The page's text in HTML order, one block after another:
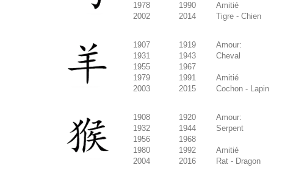
1978
2002
1990
2014
Amitié
Tigre - Chien
1907
1931
1955
1979
2003
1919
1943
1967
1991
2015
Amour:
Cheval
Amitié
Cochon - Lapin
1908
1932
1956
1980
2004
1920
1944
1968
1992
2016
Amour:
Serpent
Amitié
Rat - Dragon